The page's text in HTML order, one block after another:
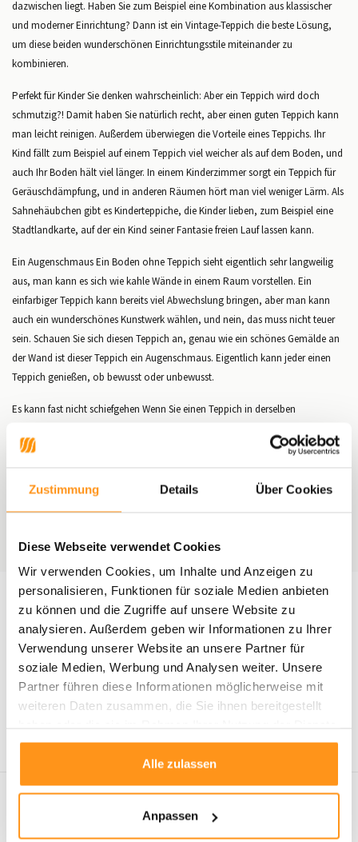
Zustimmung Details Über Cookies
Diese Webseite verwendet Cookies
Wir verwenden Cookies, um Inhalte und Anzeigen zu
personalisieren, Funktionen für soziale Medien anbieten
zu können und die Zugriffe auf unsere Website zu
analysieren. Außerdem geben wir Informationen zu Ihrer
Verwendung unserer Website an unsere Partner für
soziale Medien, Werbung und Analysen weiter. Unsere
Partner führen diese Informationen möglicherweise mit
weiteren Daten zusammen, die Sie ihnen bereitgestellt
gesammelt haben.
Alle zulassen
Anpassen
dazwischen liegt. Haben Sie zum Beispiel eine Kombination aus klassischer
und moderner Einrichtung? Dann ist ein Vintage-Teppich die beste Lösung,
um diese beiden wunderschönen Einrichtungsstile miteinander zu
kombinieren.
Perfekt für Kinder Sie denken wahrscheinlich: Aber ein Teppich wird doch
schmutzig?! Damit haben Sie natürlich recht, aber einen guten Teppich kann
man leicht reinigen. Außerdem überwiegen die Vorteile eines Teppichs. Ihr
Kind fällt zum Beispiel auf einem Teppich viel weicher als auf dem Boden, und
auch Ihr Boden hält viel länger. In einem Kinderzimmer sorgt ein Teppich für
Geräuschdämpfung, und in anderen Räumen hört man viel weniger Lärm. Als
Sahnehäubchen gibt es Kinderteppiche, die Kinder lieben, zum Beispiel eine
Stadtlandkarte, auf der ein Kind seiner Fantasie freien Lauf lassen kann.
Ein Augenschmaus Ein Boden ohne Teppich sieht eigentlich sehr langweilig
aus, man kann es sich wie kahle Wände in einem Raum vorstellen. Ein
einfarbiger Teppich kann bereits viel Abwechslung bringen, aber man kann
auch ein wunderschönes Kunstwerk wählen, und nein, das muss nicht teuer
sein. Schauen Sie sich diesen Teppich an, genau wie ein schönes Gemälde an
der Wand ist dieser Teppich ein Augenschmaus. Eigentlich kann jeder einen
Teppich genießen, ob bewusst oder unbewusst.
Es kann fast nicht schiefgehen Wenn Sie einen Teppich in derselben
schiefgehen. Niemand wird sich fragen, warum Sie sich für einen Teppich
gehört.
2 april 2023
Wenn Sie ein Einrichtungstief
haben, erfrischen Sie Ihr
Zuhause mit einem
dänischen Look!
Lesen Sie mehr
Durch Flycarpets, 9 februar 2023
Warum ein Vintage-
Lesen Sie mehr